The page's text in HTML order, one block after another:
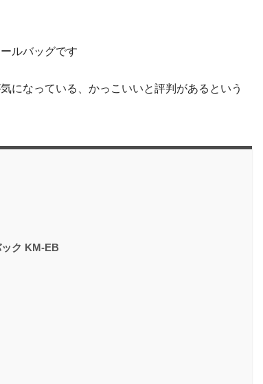
ルバッグです
になっている、かっこいいと評判があるという
ク KM-EB